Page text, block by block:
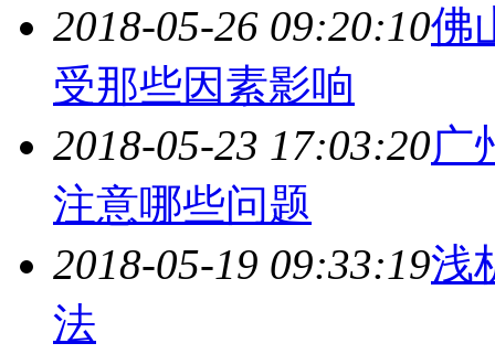
2018-05-26 09:20:10佛
受那些因素影响
2018-05-23 17:03:20广
注意哪些问题
2018-05-19 09:33:19浅
法